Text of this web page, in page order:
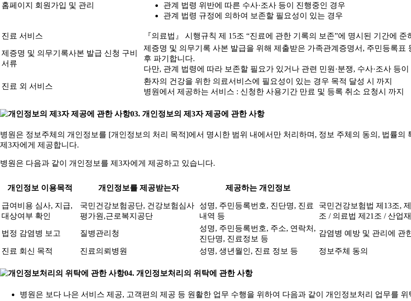
홈페이지 회원가입 및 관리
관계 법령 위반에 따른 수사·조사 등이 진행중인 경우
관계 법령 규정에 의하여 보존할 필요성이 있는 경우
진료 서비스 『의료법』 시행규칙 제 15조 “진료에 관한 기록의 보존”에 명시된 기간에 준
제증명 및 의무기록사본 발급 신청 구비
서류
제증명 및 의무기록 사본 발급을 위해 제출받은 가족관계증명서, 주민등록
후 파기합니다.
다만, 관계 법령에 따라 보존할 필요가 있거나 관련 민원·분쟁, 수사·조사 등
진료 외 서비스
환자의 건강을 위한 의료서비스에 필요성이 있는 경우 목적 달성 시 까지
병원에서 제공하는 서비스 : 신청한 사용기간 만료 및 등록 취소 요청시 까지
03. 개인정보의 제3자 제공에 관한 사항
병원은 정보주체의 개인정보를 [개인정보의 처리 목적]에서 명시한 범위 내에서만 처리하며, 정보 주체의 동의, 법률
제3자에게 제공합니다.
병원은 다음과 같이 개인정보를 제3자에게 제공하고 있습니다.
개인정보 이용목적 개인정보를 제공받는자 제공하는 개인정보
급여비용 심사, 지급,
대상여부 확인
국민건강보험공단, 건강보험심사
평가원,근로복지공단
성명, 주민등록번호, 진단명, 진료
내역 등
국민건강보험법 제13조,
조 / 의료법 제21조 / 산업
법정 감염병 보고 질병관리청
성명, 주민등록번호, 주소, 연락처,
진단명, 진료정보 등
감염병 예방 및 관리에 관
진료 회신 목적 진료의뢰병원 성명, 생년월인, 진료 정보 등 정보주체 동의
04. 개인정보처리의 위탁에 관한 사항
병원은 보다 나은 서비스 제공, 고객편의 제공 등 원활한 업무 수행을 위하여 다음과 같이 개인정보처리 업무를 위